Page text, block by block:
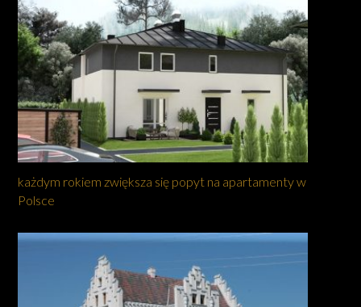
każdym rokiem zwiększa się popyt na apartamenty w
Polsce